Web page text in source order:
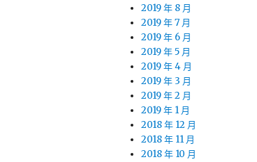
2019 年 8 月
2019 年 7 月
2019 年 6 月
2019 年 5 月
2019 年 4 月
2019 年 3 月
2019 年 2 月
2019 年 1 月
2018 年 12 月
2018 年 11 月
2018 年 10 月